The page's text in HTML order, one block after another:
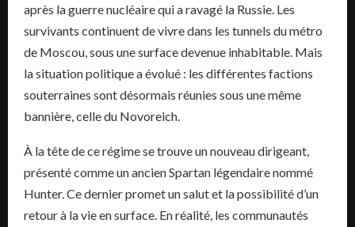
après la guerre nucléaire qui a ravagé la Russie. Les
survivants continuent de vivre dans les tunnels du métro
de Moscou, sous une surface devenue inhabitable. Mais
la situation politique a évolué : les différentes factions
souterraines sont désormais réunies sous une même
bannière, celle du Novoreich.
À la tête de ce régime se trouve un nouveau dirigeant,
présenté comme un ancien Spartan légendaire nommé
Hunter. Ce dernier promet un salut et la possibilité d’un
retour à la vie en surface. En réalité, les communautés